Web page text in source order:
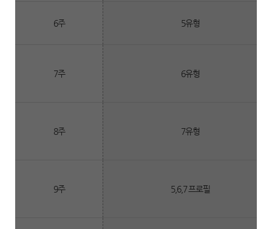
6주 5유형
7주 6유형
8주 7유형
9주 5,6,7 프로필